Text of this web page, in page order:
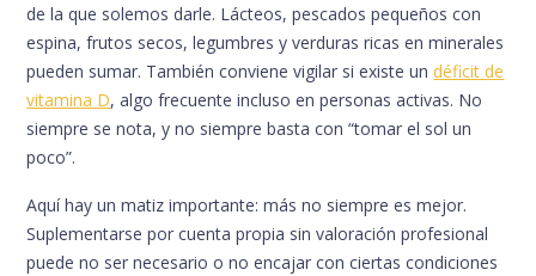
de la que solemos darle. Lácteos, pescados pequeños con
espina, frutos secos, legumbres y verduras ricas en minerales
pueden sumar. También conviene vigilar si existe undéficit de
vitamina D, algo frecuente incluso en personas activas. No
siempre se nota, y no siempre basta con “tomar el sol un
poco”.
Aquí hay un matiz importante: más no siempre es mejor.
Suplementarse por cuenta propia sin valoración profesional
puede no ser necesario o no encajar con ciertas condiciones